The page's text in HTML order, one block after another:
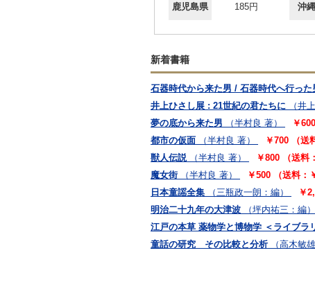
鹿児島県 185円 沖
新着書籍
石器時代から来た男 / 石器時代へ行っ
井上ひさし展 : 21世紀の君たちに
（井
夢の底から来た男
（半村良 著）
￥
都市の仮面
（半村良 著）
￥700 （送
獣人伝説
（半村良 著）
￥800 （送料
魔女街
（半村良 著）
￥500 （送料：
日本童謡全集
（三瓶政一朗：編）
￥
明治二十九年の大津波
（坪内祐三：編）
江戸の本草 薬物学と博物学 ＜ライブラ
童話の研究 その比較と分析
（高木敏